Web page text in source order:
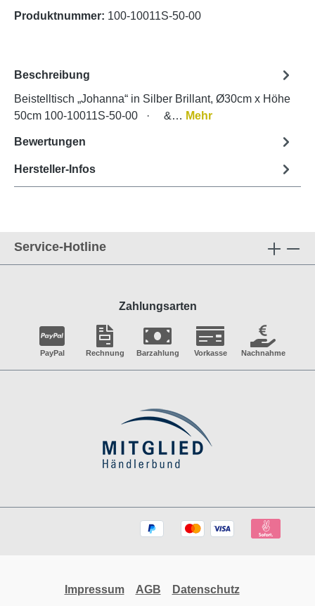
Produktnummer: 100-10011S-50-00
Beschreibung
Beistelltisch „Johanna“ in Silber Brillant, Ø30cm x Höhe
50cm 100-10011S-50-00 · &… Mehr
Bewertungen
Hersteller-Infos
Service-Hotline
Zahlungsarten
PayPal Rechnung Barzahlung Vorkasse Nachnahme
Impressum AGB Datenschutz